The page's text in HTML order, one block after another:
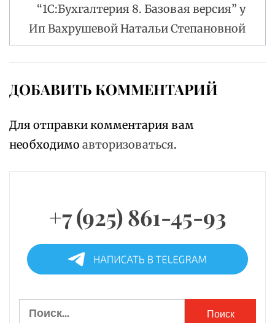
“1С:Бухгалтерия 8. Базовая версия” у
Ип Вахрушевой Натальи Степановной
ДОБАВИТЬ КОММЕНТАРИЙ
Для отправки комментария вам
необходимо авторизоваться.
+7 (925) 861-45-93
Найти: